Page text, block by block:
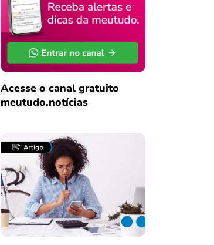
Acesse o canal gratuito
meutudo.notícias